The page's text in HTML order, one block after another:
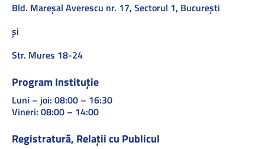
Bld. Mareşal Averescu nr. 17, Sectorul 1, Bucureşti
și
Str. Mures 18-24
Program Instituție
Luni – joi: 08:00 – 16:30
Vineri: 08:00 – 14:00
Registratură, Relații cu Publicul